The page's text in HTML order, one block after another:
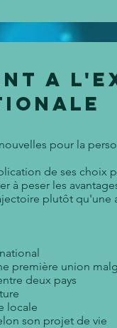
a
pour la
de ses choix
à peser les
plutôt qu'une
première union
deux pays
locale
son projet de vie